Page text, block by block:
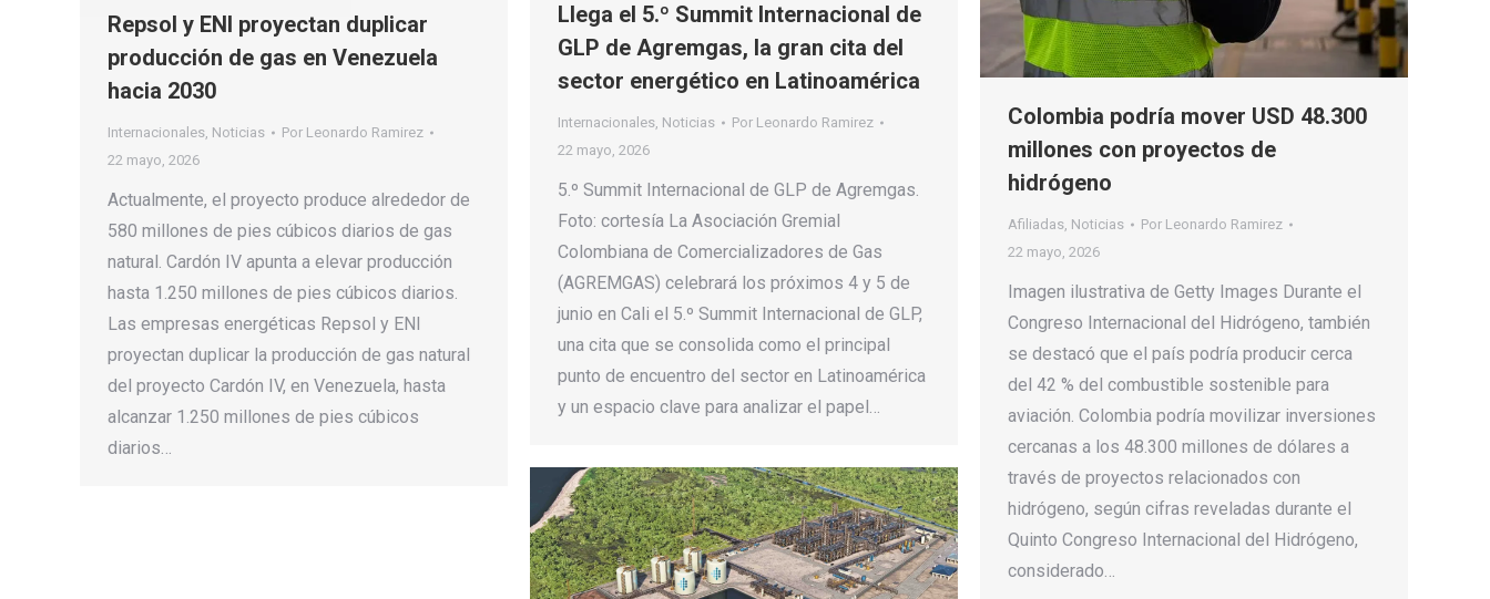
Colombia podría mover USD 48.300
millones con proyectos de
hidrógeno
Afiliadas, Noticias Por Leonardo Ramirez
22 mayo, 2026
Imagen ilustrativa de Getty Images Durante el
Congreso Internacional del Hidrógeno, también
se destacó que el país podría producir cerca
del 42 % del combustible sostenible para
aviación. Colombia podría movilizar inversiones
cercanas a los 48.300 millones de dólares a
través de proyectos relacionados con
hidrógeno, según cifras reveladas durante el
Quinto Congreso Internacional del Hidrógeno,
considerado…
Llega el 5.º Summit Internacional de
GLP de Agremgas, la gran cita del
sector energético en Latinoamérica
Internacionales, Noticias Por Leonardo Ramirez
22 mayo, 2026
5.º Summit Internacional de GLP de Agremgas.
Foto: cortesía La Asociación Gremial
Colombiana de Comercializadores de Gas
(AGREMGAS) celebrará los próximos 4 y 5 de
junio en Cali el 5.º Summit Internacional de GLP,
una cita que se consolida como el principal
punto de encuentro del sector en Latinoamérica
y un espacio clave para analizar el papel…
Repsol y ENI proyectan duplicar
producción de gas en Venezuela
hacia 2030
Internacionales, Noticias Por Leonardo Ramirez
22 mayo, 2026
Actualmente, el proyecto produce alrededor de
580 millones de pies cúbicos diarios de gas
natural. Cardón IV apunta a elevar producción
hasta 1.250 millones de pies cúbicos diarios.
Las empresas energéticas Repsol y ENI
proyectan duplicar la producción de gas natural
del proyecto Cardón IV, en Venezuela, hasta
alcanzar 1.250 millones de pies cúbicos
diarios…